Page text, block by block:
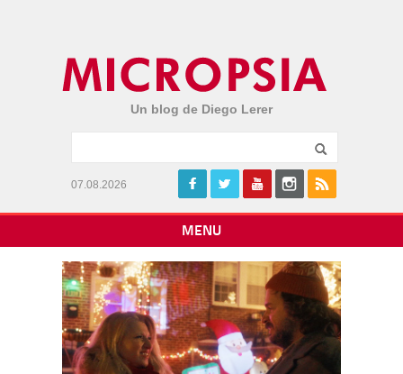
Un blog de Diego Lerer
07.08.2026
MENU